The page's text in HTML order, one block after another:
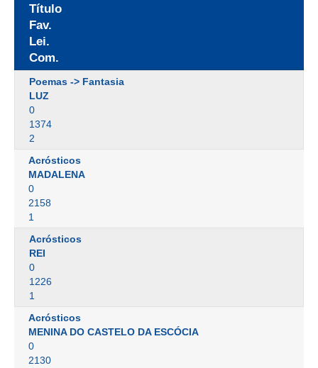
Título
Fav.
Lei.
Com.
Poemas -> Fantasia
LUZ
0
1374
2
Acrósticos
MADALENA
0
2158
1
Acrósticos
REI
0
1226
1
Acrósticos
MENINA DO CASTELO DA ESCÓCIA
0
2130